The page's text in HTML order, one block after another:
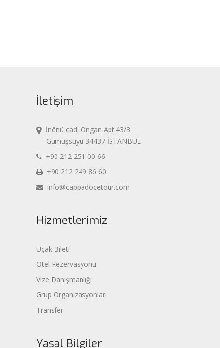
İletişim
İnönü cad. Ongan Apt.43/3
Gümüşsuyu 34437 İSTANBUL
+90 212 251 00 66
+90 212 249 86 60
info@cappadocetour.com
Hizmetlerimiz
Uçak Bileti
Otel Rezervasyonu
Vize Danışmanlığı
Grup Organizasyonları
Transfer
Yasal Bilgiler